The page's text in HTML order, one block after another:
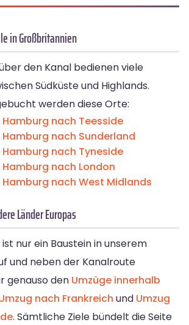
in Großbritannien
den Kanal bedienen viele
Südküste und Highlands.
werden diese Orte:
Hamburg nach Teesside
Hamburg nach Sunderland
Hamburg nach Tyneside
Hamburg nach London
Hamburg nach West Midlands
Länder Europas
nur ein Baustein in unserem
und neben der Kanalroute
genauso den Umzüge innerhalb
nach Frankreich und Umzug
. Sämtliche Ziele bündelt die Seite